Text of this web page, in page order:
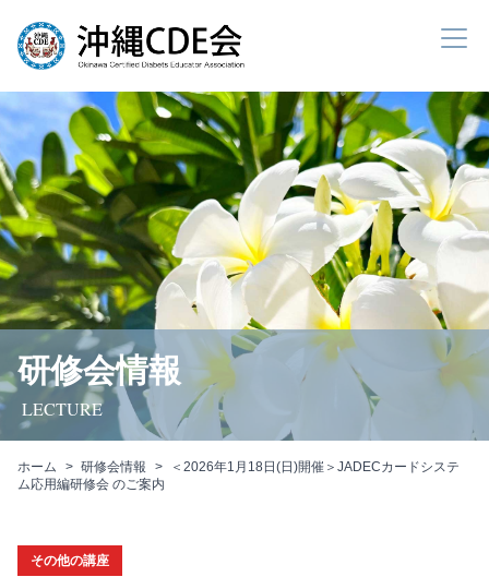
研修会情報
LECTURE
ホーム 研修会情報
＜2026年1月18日(日)開催＞JADECカードシステ
ム応用編研修会 のご案内
その他の講座